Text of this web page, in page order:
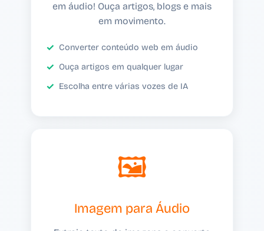
em áudio! Ouça artigos, blogs e mais
em movimento.
Converter conteúdo web em áudio
Ouça artigos em qualquer lugar
Escolha entre várias vozes de IA
🖼️
Imagem para Áudio